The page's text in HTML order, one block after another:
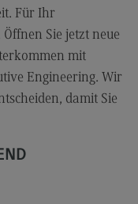
Für Ihr
Sie jetzt neue
mit
Engineering. Wir
damit Sie